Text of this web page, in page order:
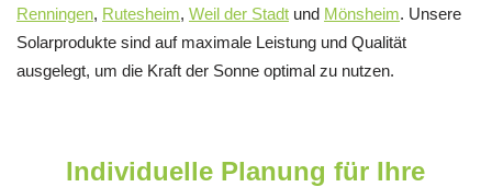
Renningen, Rutesheim, Weil der Stadt und Mönsheim. Unsere
Solarprodukte sind auf maximale Leistung und Qualität
ausgelegt, um die Kraft der Sonne optimal zu nutzen.
Individuelle Planung für Ihre